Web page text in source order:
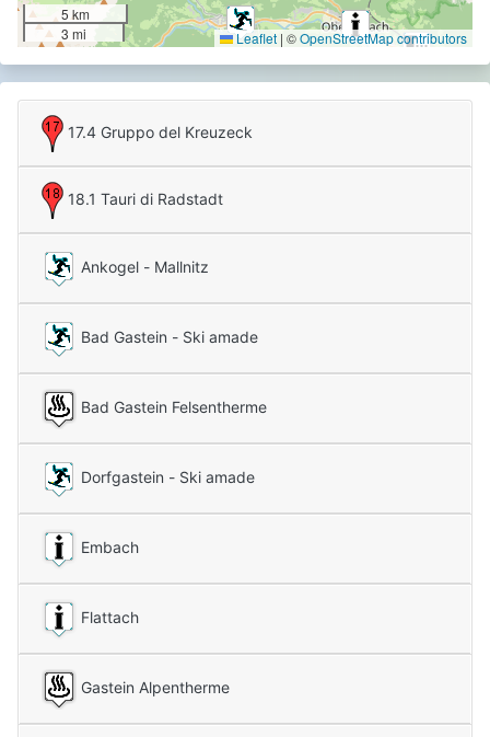
5 km
3 mi
Leaflet | ©OpenStreetMap contributors
17.4 Gruppo del Kreuzeck
18.1 Tauri di Radstadt
Ankogel - Mallnitz
Bad Gastein - Ski amade
Bad Gastein Felsentherme
Dorfgastein - Ski amade
Embach
Flattach
Gastein Alpentherme